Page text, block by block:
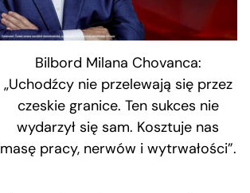
Bilbord Milana Chovanca:
„Uchodźcy nie przelewają się przez
czeskie granice. Ten sukces nie
wydarzył się sam. Kosztuje nas
masę pracy, nerwów i wytrwałości”.